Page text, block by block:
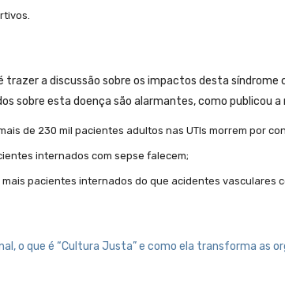
trazer a discussão sobre os impactos desta
sobre esta doença são alarmantes, como publicou
de 230 mil pacientes adultos nas UTIs morrem por
internados com sepse falecem;
mais pacientes internados do que acidentes vasculares
o que é “Cultura Justa” e como ela transforma as